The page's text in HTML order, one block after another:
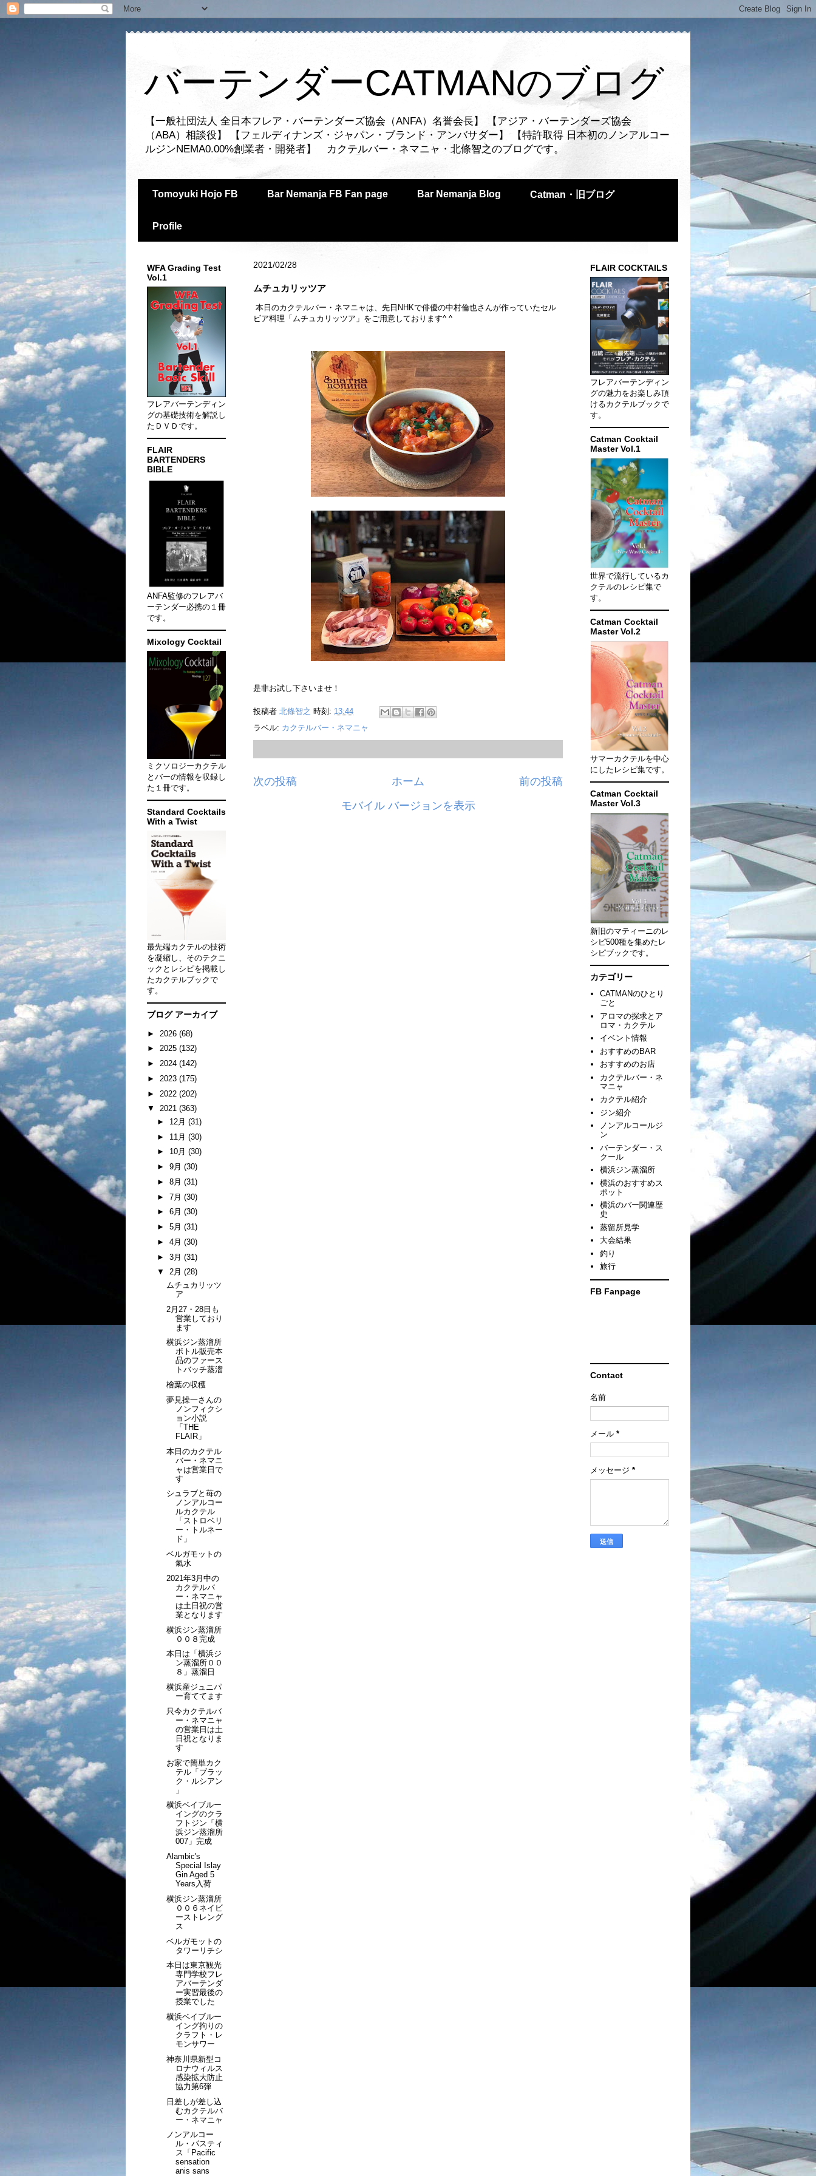
バーテンダーCATMANのブログ
【一般社団法人 全日本フレア・バーテンダーズ協会（ANFA）名誉会長】 【アジア・バーテンダーズ協会
（ABA）相談役】 【フェルディナンズ・ジャパン・ブランド・アンバサダー】 【特許取得 日本初のノンアルコー
ルジンNEMA0.00%創業者・開発者】 カクテルバー・ネマニャ・北條智之のブログです。
Tomoyuki Hojo FB Bar Nemanja FB Fan page Bar Nemanja Blog Catman・旧ブログ
Profile
2021/02/28
ムチュカリッツア
本日のカクテルバー・ネマニャは、先日NHKで俳優の中村倫也さんが作っていたセル
ビア料理「ムチュカリッツア」をご用意しております^ ^
是非お試し下さいませ！
投稿者 北條智之 時刻: 13:44
ラベル: カクテルバー・ネマニャ
次の投稿 前の投稿
ホーム
モバイル バージョンを表示
WFA Grading Test
Vol.1
フレアバーテンディン
グの基礎技術を解説し
たＤＶＤです。
FLAIR
BARTENDERS
BIBLE
ANFA監修のフレアバ
ーテンダー必携の１冊
です。
Mixology Cocktail
ミクソロジーカクテル
とバーの情報を収録し
た１冊です。
Standard Cocktails
With a Twist
最先端カクテルの技術
を凝縮し、そのテクニ
ックとレシピを掲載し
たカクテルブックで
す。
ブログ アーカイブ
► 2026 (68)
► 2025 (132)
► 2024 (142)
► 2023 (175)
► 2022 (202)
▼ 2021 (363)
► 12月 (31)
► 11月 (30)
► 10月 (30)
► 9月 (30)
► 8月 (31)
► 7月 (30)
► 6月 (30)
► 5月 (31)
► 4月 (30)
► 3月 (31)
▼ 2月 (28)
ムチュカリッツ
ア
2月27・28日も
営業しており
ます
横浜ジン蒸溜所
ボトル販売本
品のファース
トバッチ蒸溜
檜葉の収穫
夢見操一さんの
ノンフィクシ
ョン小説
「THE
FLAIR」
本日のカクテル
バー・ネマニ
ャは営業日で
す
シュラブと苺の
ノンアルコー
ルカクテル
「ストロベリ
ー・トルネー
ド」
ベルガモットの
氣水
2021年3月中の
カクテルバ
ー・ネマニャ
は土日祝の営
業となります
横浜ジン蒸溜所
００８完成
本日は「横浜ジ
ン蒸溜所００
８」蒸溜日
横浜産ジュニパ
ー育ててます
只今カクテルバ
ー・ネマニャ
の営業日は土
日祝となりま
す
お家で簡単カク
テル「ブラッ
ク・ルシアン
」
横浜ベイブルー
イングのクラ
フトジン「横
浜ジン蒸溜所
007」完成
Alambic's
Special Islay
Gin Aged 5
Years入荷
横浜ジン蒸溜所
００６ネイビ
ーストレング
ス
ベルガモットの
タワーリチシ
本日は東京観光
専門学校フレ
アバーテンダ
ー実習最後の
授業でした
横浜ベイブルー
イング拘りの
クラフト・レ
モンサワー
神奈川県新型コ
ロナウィルス
感染拡大防止
協力第6弾
日差しが差し込
むカクテルバ
ー・ネマニャ
ノンアルコー
ル・パスティ
ス「Pacific
sensation
anis sans
FLAIR COCKTAILS
フレアバーテンディン
グの魅力をお楽しみ頂
けるカクテルブックで
す。
Catman Cocktail
Master Vol.1
世界で流行しているカ
クテルのレシピ集で
す。
Catman Cocktail
Master Vol.2
サマーカクテルを中心
にしたレシピ集です。
Catman Cocktail
Master Vol.3
新旧のマティーニのレ
シピ500種を集めたレ
シピブックです。
カテゴリー
CATMANのひとり
ごと
アロマの探求とア
ロマ・カクテル
イベント情報
おすすめのBAR
おすすめのお店
カクテルバー・ネ
マニャ
カクテル紹介
ジン紹介
ノンアルコールジ
ン
バーテンダー・ス
クール
横浜ジン蒸溜所
横浜のおすすめス
ポット
横浜のバー関連歴
史
蒸留所見学
大会結果
釣り
旅行
FB Fanpage
Contact
名前
メール *
メッセージ *